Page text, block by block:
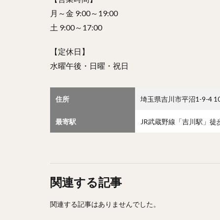
月～金 9:00～19:00
土 9:00～17:00
【定休日】
水曜午後・日曜・祝日
住所 埼玉県吉川市平沼1-9-4
最寄駅 JR武蔵野線「吉川駅」徒
関連する記事
関連する記事はありませんでした。